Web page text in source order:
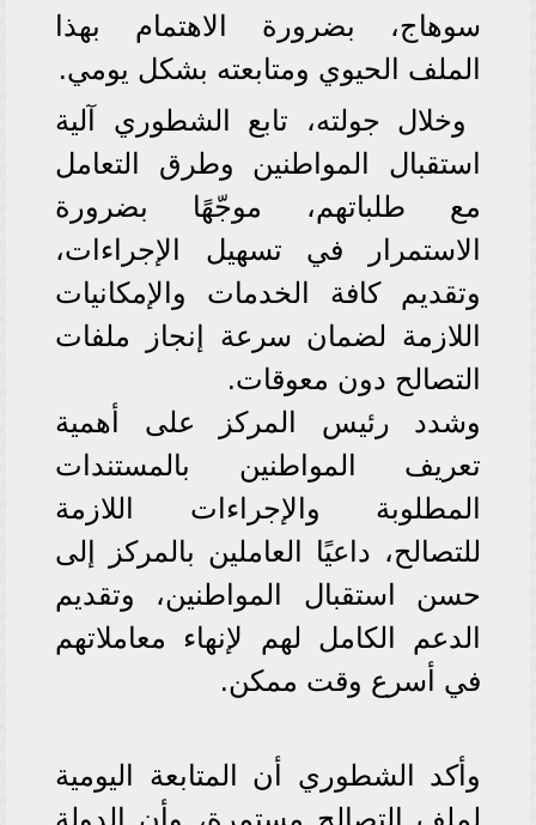
سوهاج، بضرورة الاهتمام بهذا
الملف الحيوي ومتابعته بشكل يومي.
وخلال جولته، تابع الشطوري آلية
استقبال المواطنين وطرق التعامل
مع طلباتهم، موجّهًا بضرورة
الاستمرار في تسهيل الإجراءات،
وتقديم كافة الخدمات والإمكانيات
اللازمة لضمان سرعة إنجاز ملفات
التصالح دون معوقات.
وشدد رئيس المركز على أهمية
تعريف المواطنين بالمستندات
المطلوبة والإجراءات اللازمة
للتصالح، داعيًا العاملين بالمركز إلى
حسن استقبال المواطنين، وتقديم
الدعم الكامل لهم لإنهاء معاملاتهم
في أسرع وقت ممكن.
وأكد الشطوري أن المتابعة اليومية
لملف التصالح مستمرة، وأن الدولة